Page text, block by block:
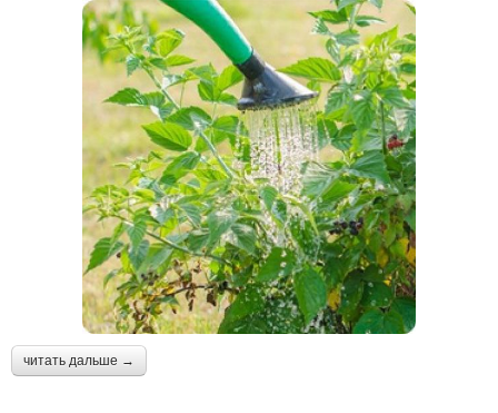
читать дальше →